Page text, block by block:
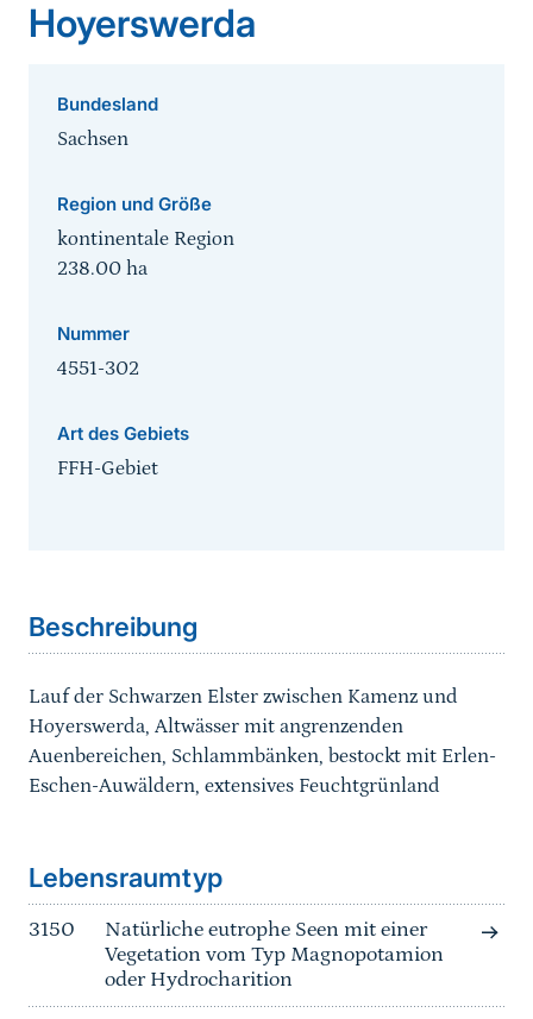
Hoyerswerda
Bundesland
Sachsen
Region und Größe
kontinentale Region
238.00 ha
Nummer
4551-302
Art des Gebiets
FFH-Gebiet
Beschreibung
Lauf der Schwarzen Elster zwischen Kamenz und
Hoyerswerda, Altwässer mit angrenzenden
Auenbereichen, Schlammbänken, bestockt mit Erlen-
Eschen-Auwäldern, extensives Feuchtgrünland
Lebensraumtyp
3150
Natürliche eutrophe Seen mit einer
Vegetation vom Typ Magnopotamion
oder Hydrocharition